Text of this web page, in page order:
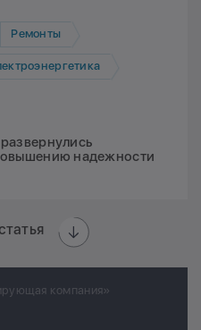
Ремонты
надежности
компания»